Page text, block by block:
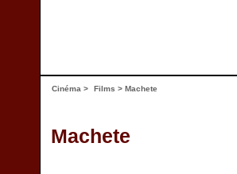
Cinéma > Films > Machete
Machete